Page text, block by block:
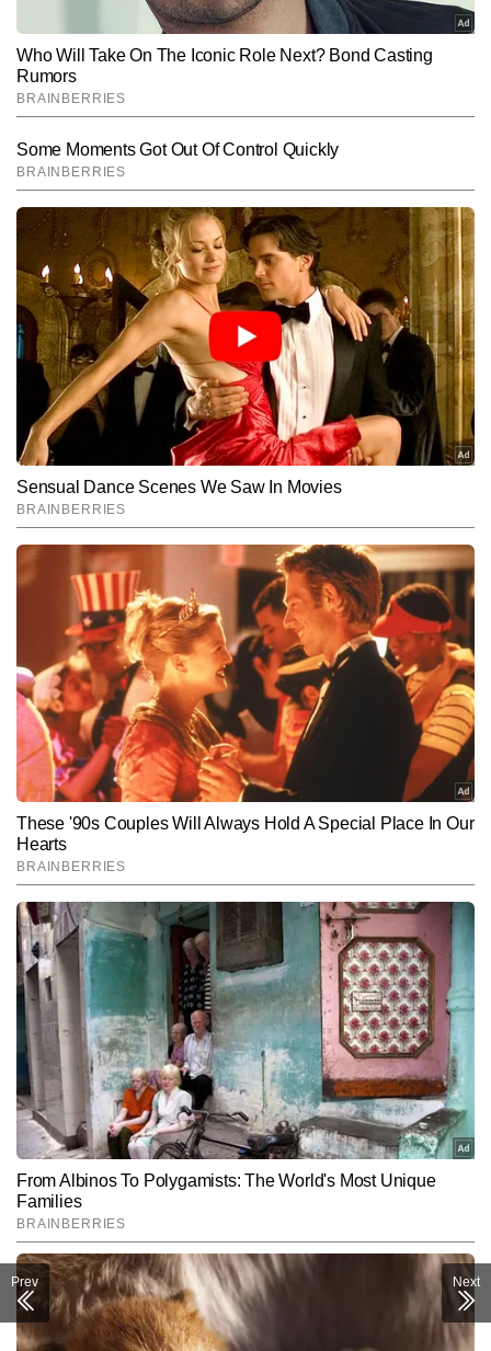
प्रस्ताव को खारिज कर दिया कि यह किसानों के हित में नहीं है।
टाइम्स नाउ नवभारत डिजिटल AUTHOR
अक्टूबर 2017 में डिजिटल न्यूज़ की दुनिया में कदम रखने वाला टाइम्स नाउ
नवभारत अपनी एक अलग पहचान बना चुका है। अपने न्यूज चैनल टाइम्स नाउ
जुड़े मुद्दों का गहराई से विश्लेषण एवं उसे आसान भाषा में पेश करता आया है।
राजनीति से लेकर खेल, मनोरंजन, कारोबार और आम लोगों के जीवन पर असर
डालने वालीं खबरों का मायने समझाते हुए यह डिजिटल प्लेटफॉर्म लोगों के भरोसे पर
खरा उतरा है। \n\nसाथ ही यह अपने न्यूज़ चैनल पर दिखाए जाने वाली खबरों,
शोज, स्पशेल कार्यक्रमों एवं रिपोर्टों को पेश करता है। चैनल के ये कार्यक्रम एवं
शोज देश-दुनिया के घटनाक्रमों पर एक नया एवं विश्वसनीय नजरिया देते हैं। अपनी
खबरों एवं विश्लेषण के चलते पसंदीदा न्यूज़ प्लेटफॉर्म बन चुका टाइम्स नाउ नवभारत,
डिजिटल लोगों के भरोसे को लगातार मजबूत कर रहा है।
Subscribe to our daily Newsletter!
SUBMIT
Prev Next